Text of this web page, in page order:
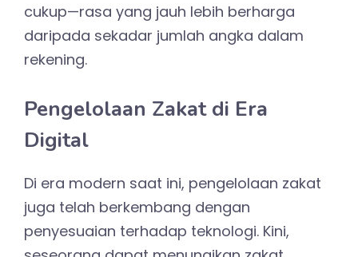
cukup—rasa yang jauh lebih berharga
daripada sekadar jumlah angka dalam
rekening.
Pengelolaan Zakat di Era
Digital
Di era modern saat ini, pengelolaan zakat
juga telah berkembang dengan
penyesuaian terhadap teknologi. Kini,